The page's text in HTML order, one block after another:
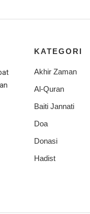
KATEGORI
Akhir Zaman
Al-Quran
Baiti Jannati
Doa
Donasi
Hadist